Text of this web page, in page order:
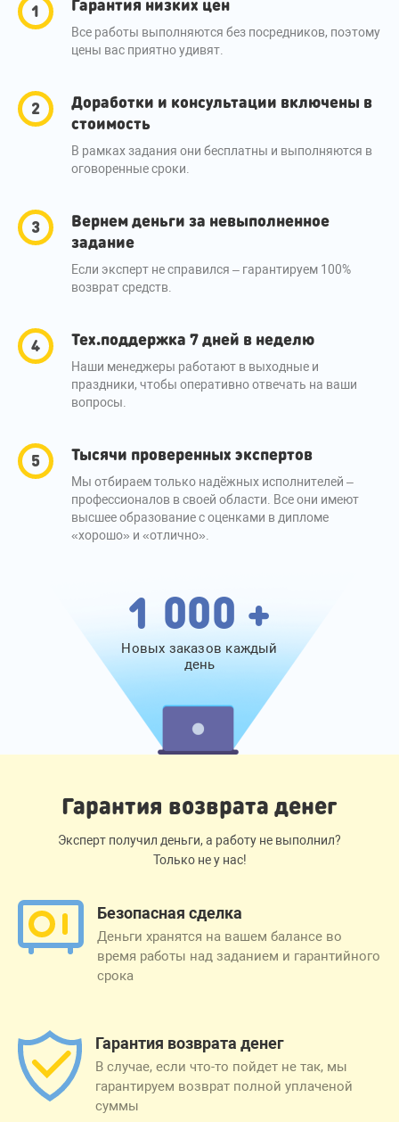
Все работы выполняются без посредников, поэтому
цены вас приятно удивят.
Доработки и консультации включены в
стоимость
В рамках задания они бесплатны и выполняются в
оговоренные сроки.
Вернем деньги за невыполненное
задание
Если эксперт не справился – гарантируем 100%
возврат средств.
Тех.поддержка 7 дней в неделю
Наши менеджеры работают в выходные и
праздники, чтобы оперативно отвечать на ваши
вопросы.
Тысячи проверенных экспертов
Мы отбираем только надёжных исполнителей –
профессионалов в своей области. Все они имеют
высшее образование с оценками в дипломе
«хорошо» и «отлично».
1 000 +
Новых заказов каждый
день
Гарантия возврата денег
Эксперт получил деньги, а работу не выполнил?
Только не у нас!
Безопасная сделка
Деньги хранятся на вашем балансе во
время работы над заданием и гарантийного
срока
Гарантия возврата денег
В случае, если что-то пойдет не так, мы
гарантируем возврат полной уплаченой
суммы